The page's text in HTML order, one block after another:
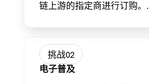
链上游的指定商进行订购。.
挑战02
电子普及